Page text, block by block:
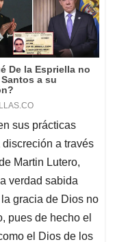
sus prácticas
a través
Martin Lutero,
verdad sabida
gracia de Dios no
pues de hecho el
el Dios de los